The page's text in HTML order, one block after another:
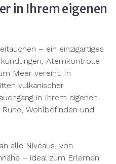
in Ihrem eigenen
– ein einzigartiges
Atemkontrolle
Meer vereint. In
vulkanischer
in Ihrem eigenen
Wohlbefinden und
alle Niveaus, von
– ideal zum Erlernen